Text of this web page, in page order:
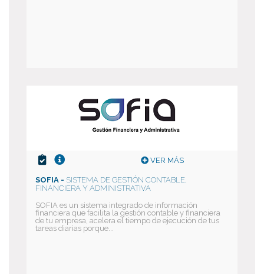
VER MÁS
SOFIA - SISTEMA DE GESTIÓN CONTABLE,
FINANCIERA Y ADMINISTRATIVA
SOFIA es un sistema integrado de información
financiera que facilita la gestión contable y financiera
de tu empresa, acelera el tiempo de ejecución de tus
tareas diarias porque...